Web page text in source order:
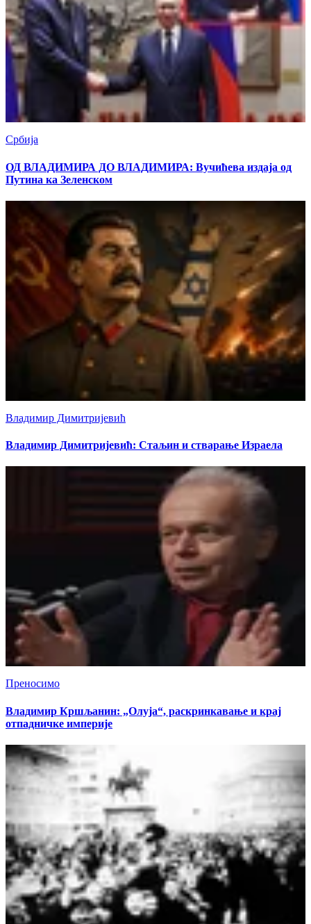
Србија
ОД ВЛАДИМИРА ДО ВЛАДИМИРА: Вучићева издаја од
Путина ка Зеленском
Владимир Димитријевић
Владимир Димитријевић: Стаљин и стварање Израела
Преносимо
Владимир Кршљанин: „Олуја“, раскринкавање и крај
отпадничке империје